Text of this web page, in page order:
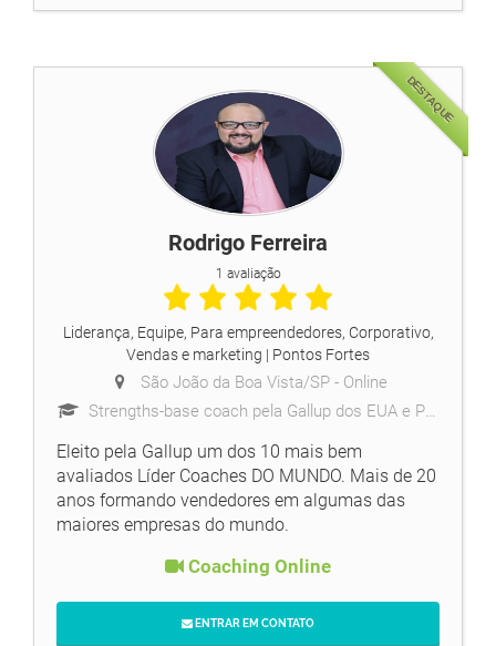
DESTAQUE
Rodrigo Ferreira
1 avaliação
Liderança, Equipe, Para empreendedores, Corporativo,
Vendas e marketing | Pontos Fortes
São João da Boa Vista/SP - Online
Strengths-base coach pela Gallup dos EUA e Pós-graduado em Psicologia
Eleito pela Gallup um dos 10 mais bem
avaliados Líder Coaches DO MUNDO. Mais de 20
anos formando vendedores em algumas das
maiores empresas do mundo.
Coaching Online
ENTRAR EM CONTATO